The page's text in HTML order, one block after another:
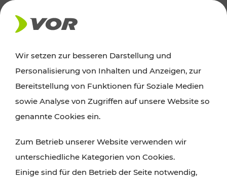
AKTUELLES
News
Alle wichtigen Meldungen zu Fahrplanänderungen,
finden Sie hier im Überblick.
Wir setzen zur besseren Darstellung und
Personalisierung von Inhalten und Anzeigen, zur
Bereitstellung von Funktionen für Soziale Medien
sowie Analyse von Zugriffen auf unsere Website so
genannte Cookies ein.
Zum Betrieb unserer Website verwenden wir
unterschiedliche Kategorien von Cookies.
Einige sind für den Betrieb der Seite notwendig,